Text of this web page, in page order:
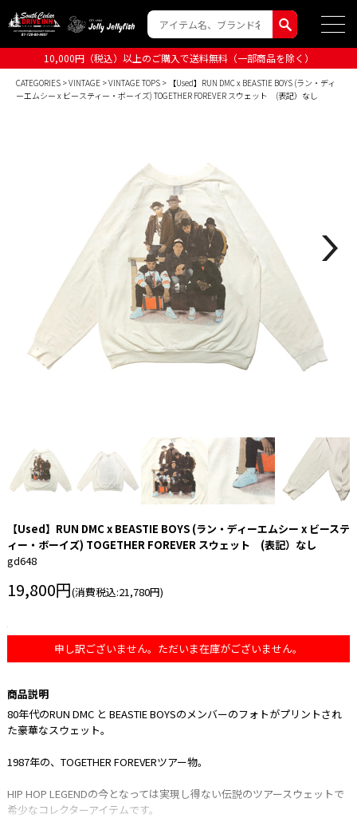
10,000円（税込）以上のご購入で送料無料（一部商品を除く）
CATEGORIES >VINTAGE >VINTAGE TOPS > 【Used】RUN DMC x BEASTIE BOYS (ラン・ディ
ーエムシー x ビースティー・ボーイズ) TOGETHER FOREVER スウェット (表記）なし
【Used】RUN DMC x BEASTIE BOYS (ラン・ディーエムシー x ビーステ
ィー・ボーイズ) TOGETHER FOREVER スウェット (表記）なし
gd648
19,800円(消費税込:21,780円)
申し訳ございません。ただいま在庫がございません。
商品説明
80年代のRUN DMC と BEASTIE BOYSのメンバーのフォトがプリントされ
た豪華なスウェット。
1987年の、TOGETHER FOREVERツアー物。
HIP HOP LEGENDの今となっては実現し得ない伝説のツアースウェットで
希少なコレクターアイテムです。